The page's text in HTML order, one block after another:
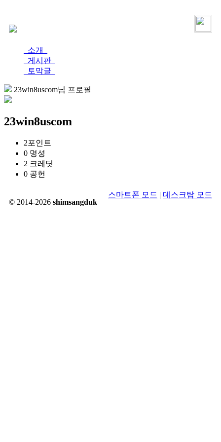
소개
게시판
토막글
23win8uscom님 프로필
23win8uscom
2포인트
0 명성
2 크레딧
0 공헌
© 2014-2026 shimsangduk
스마트폰 모드 | 데스크탑 모드